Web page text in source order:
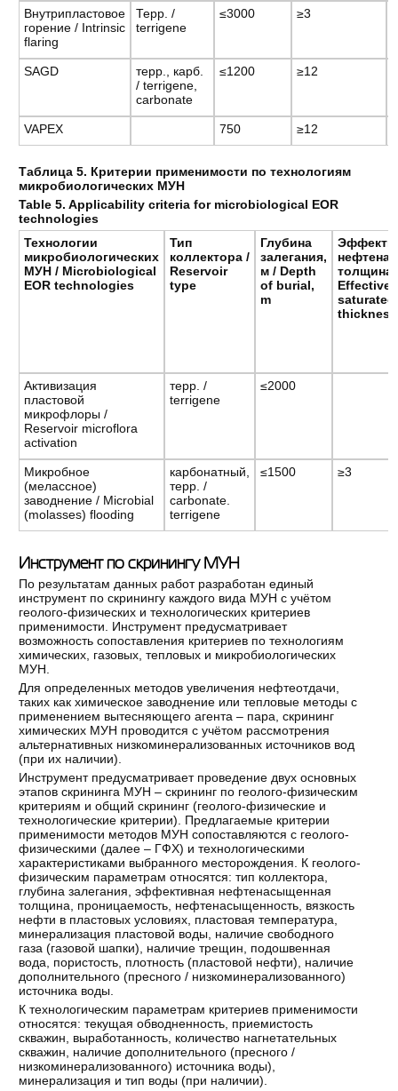
Внутрипластовое
горение / Intrinsic
flaring
Терр. /
terrigene
≤3000 ≥3
SAGD
терр., карб.
/ terrigene,
carbonate
≤1200 ≥12
VAPEX 750 ≥12
Таблица 5. Критерии применимости по технологиям
микробиологических МУН
Table 5. Applicability criteria for microbiological EOR
technologies
Технологии
микробиологических
МУН / Microbiological
EOR technologies
Тип
коллектора /
Reservoir
type
Глубина
залегания,
м / Depth
of burial,
m
толщина
Effective
saturated
Активизация
пластовой
микрофлоры /
Reservoir microflora
activation
терр. /
terrigene
≤2000
Микробное
(мелассное)
заводнение / Microbial
(molasses) flooding
карбонатный,
терр. /
carbonate.
terrigene
≤1500 ≥3
Инструмент по скринингу МУН
По результатам данных работ разработан единый
инструмент по скринингу каждого вида МУН с учётом
геолого-физических и технологических критериев
применимости. Инструмент предусматривает
возможность сопоставления критериев по технологиям
химических, газовых, тепловых и микробиологических
МУН.
Для определенных методов увеличения нефтеотдачи,
таких как химическое заводнение или тепловые методы с
применением вытесняющего агента – пара, скрининг
химических МУН проводится с учётом рассмотрения
альтернативных низкоминерализованных источников вод
(при их наличии).
Инструмент предусматривает проведение двух основных
этапов скрининга МУН – скрининг по геолого-физическим
критериям и общий скрининг (геолого-физические и
технологические критерии). Предлагаемые критерии
применимости методов МУН сопоставляются с геолого-
физическими (далее – ГФХ) и технологическими
характеристиками выбранного месторождения. К геолого-
физическим параметрам относятся: тип коллектора,
глубина залегания, эффективная нефтенасыщенная
толщина, проницаемость, нефтенасыщенность, вязкость
нефти в пластовых условиях, пластовая температура,
минерализация пластовой воды, наличие свободного
газа (газовой шапки), наличие трещин, подошвенная
вода, пористость, плотность (пластовой нефти), наличие
дополнительного (пресного / низкоминерализованного)
источника воды.
К технологическим параметрам критериев применимости
относятся: текущая обводненность, приемистость
скважин, выработанность, количество нагнетательных
скважин, наличие дополнительного (пресного /
низкоминерализованного) источника воды),
минерализация и тип воды (при наличии).